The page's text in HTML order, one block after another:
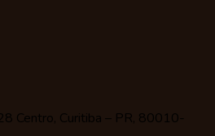
Centro, Curitiba – PR, 80010-